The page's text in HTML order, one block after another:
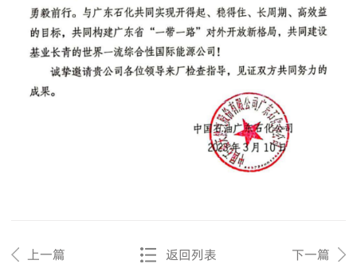
上一篇 返回列表 下一篇